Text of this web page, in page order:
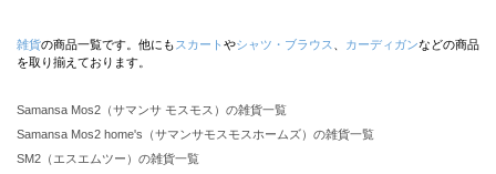
雑貨の商品一覧です。他にも スカート やシャツ・ブラウス カーディガンなどの商品
を取り揃えております。
Samansa Mos2（サマンサ モスモス）の雑貨一覧
Samansa Mos2 home's（サマンサモスモスホームズ）の雑貨一覧
SM2（エスエムツー）の雑貨一覧